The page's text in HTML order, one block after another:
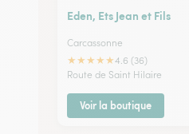
Eden, Ets Jean et Fils
Carcassonne
★★★★★4.6 (36)
Route de Saint Hilaire
Voir la boutique